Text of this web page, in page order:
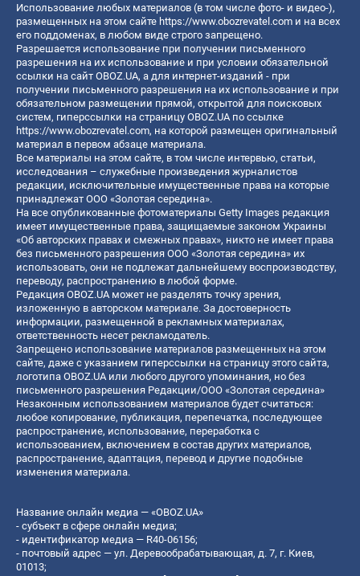
Использование любых материалов (в том числе фото- и видео-),
размещенных на этом сайте https://www.obozrevatel.com и на всех
его поддоменах, в любом виде строго запрещено.
Разрешается использование при получении письменного
разрешения на их использование и при условии обязательной
ссылки на сайт OBOZ.UA, а для интернет-изданий - при
получении письменного разрешения на их использование и при
обязательном размещении прямой, открытой для поисковых
систем, гиперссылки на страницу OBOZ.UA по ссылке
https://www.obozrevatel.com, на которой размещен оригинальный
материал в первом абзаце материала.
Все материалы на этом сайте, в том числе интервью, статьи,
исследования – служебные произведения журналистов
редакции, исключительные имущественные права на которые
принадлежат ООО «Золотая середина».
На все опубликованные фотоматериалы Getty Images редакция
имеет имущественные права, защищаемые законом Украины
«Об авторских правах и смежных правах», никто не имеет права
без письменного разрешения ООО «Золотая середина» их
использовать, они не подлежат дальнейшему воспроизводству,
переводу, распространению в любой форме.
Редакция OBOZ.UA может не разделять точку зрения,
изложенную в авторском материале. За достоверность
информации, размещенной в рекламных материалах,
ответственность несет рекламодатель.
Запрещено использование материалов размещенных на этом
сайте, даже с указанием гиперссылки на страницу этого сайта,
логотипа OBOZ.UA или любого другого упоминания, но без
письменного разрешения Редакции/ООО «Золотая середина»
Незаконным использованием материалов будет считаться:
любое копирование, публикация, перепечатка, последующее
распространение, использование, переработка с
использованием, включением в состав других материалов,
распространение, адаптация, перевод и другие подобные
изменения материала.
Название онлайн медиа — «OBOZ.UA»
- субъект в сфере онлайн медиа;
- идентификатор медиа — R40-06156;
- почтовый адрес — ул. Деревообрабатывающая, д. 7, г. Киев,
01013;